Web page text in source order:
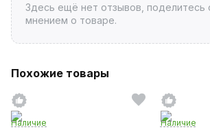
Здесь ещё нет отзывов, поделитесь
мнением о товаре.
Похожие товары
Наличие
Наличие